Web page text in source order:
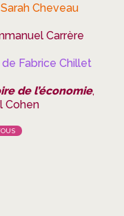
Cheveau
Carrère
de Fabrice Chillet
de l’économie,
Cohen